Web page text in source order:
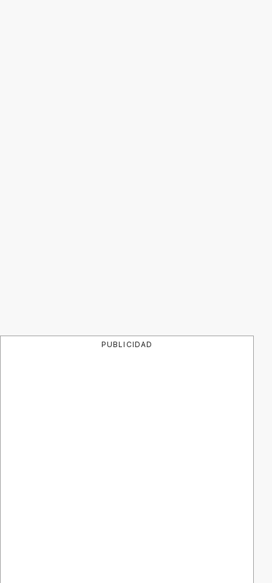
PUBLICIDAD